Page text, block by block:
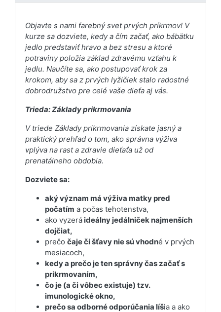
Objavte s nami farebný svet prvých príkrmov! V
kurze sa dozviete, kedy a čím začať, ako bábätku
jedlo predstaviť hravo a bez stresu a ktoré
potraviny položia základ zdravému vzťahu k
jedlu. Naučíte sa, ako postupovať krok za
krokom, aby sa z prvých lyžičiek stalo radostné
dobrodružstvo pre celé vaše dieťa aj vás.
Trieda: Základy prikrmovania
V triede Základy prikrmovania získate jasný a
praktický prehľad o tom, ako správna výživa
vplýva na rast a zdravie dieťaťa už od
prenatálneho obdobia.
Dozviete sa:
aký význam má výživa matky pred
počatím a počas tehotenstva,
ako vyzerá ideálny jedálniček najmenších
dojčiat,
prečo čaje či šťavy nie sú vhodné v prvých
mesiacoch,
kedy a prečo je ten správny čas začať s
prikrmovaním,
čo je (a či vôbec existuje) tzv.
imunologické okno,
prečo sa odborné odporúčania líšia a ako